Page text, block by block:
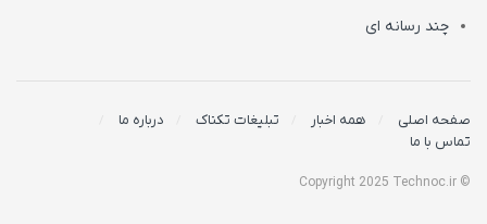
چند رسانه ای
صفحه اصلی همه اخبار تبلیغات تکناک
درباره ما
تماس با ما
© Copyright 2025 Technoc.ir